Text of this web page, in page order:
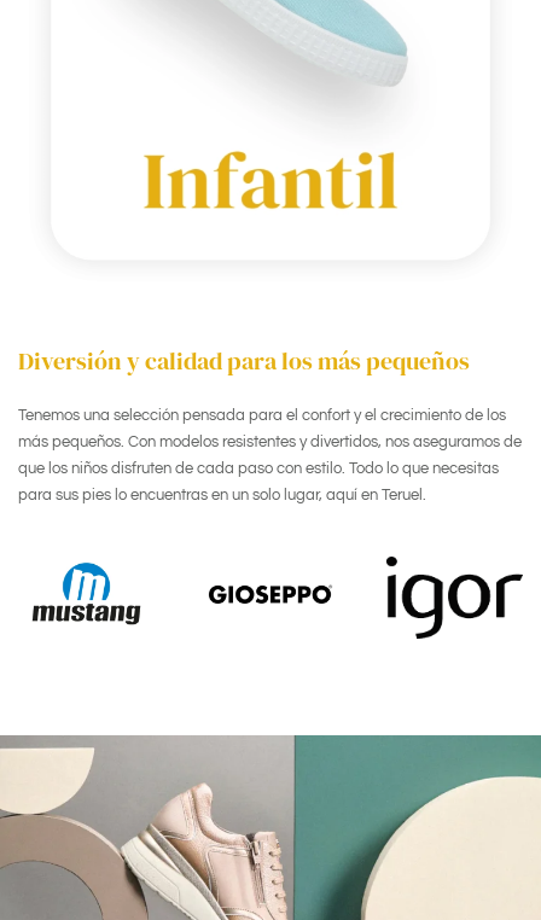
Diversión y calidad para los más pequeños
Tenemos una selección pensada para el confort y el crecimiento de los
más pequeños. Con modelos resistentes y divertidos, nos aseguramos de
que los niños disfruten de cada paso con estilo. Todo lo que necesitas
para sus pies lo encuentras en un solo lugar, aquí en Teruel.